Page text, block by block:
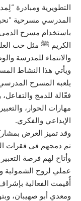
التطويرية ومبادرة
المدرسي مسرحية
باستخدام مسرح
الكريم ﷺ مثل حب
والانتماء للمدرسة
ويأتي هذا النشاط
يلعبه المسرح
فعّالة للدمج
مهارات الحوار،
الإبداعي والفكري.
وقد تميز العرض
تم دمجهم في فقرات
وأتاح لهم فرصة
عملي لروح الشمولية
أُقيمت الفعالية
ومعدي أبو صهيبان،